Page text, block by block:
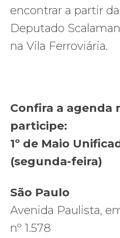
encontrar a partir
Deputado
na Vila Ferroviária.
Confira a agenda
participe:
1º de Maio
(segunda-feira)
São Paulo
Avenida Paulista,
nº 1.578